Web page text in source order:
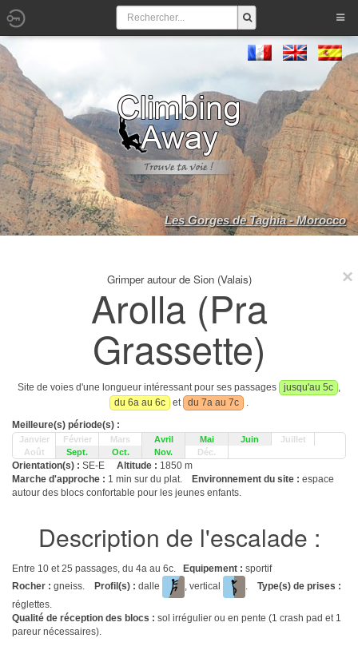
Les Gorges de Taghia - Morocco
Grimper autour de Sion (Valais)
Arolla (Pra
Grassette)
Site de voies d'une longueur intéressant pour ses passages jusqu'au 5c ,
du 6a au 6c
et du 7a au 7c
.
Meilleure(s) période(s) :
Janvier Février Mars Avril Mai Juin
Juillet
Août
Sept. Oct. Nov. Déc.
Orientation(s) : SE-E Altitude : 1850 m
Marche d'approche : 1 min sur du plat. Environnement du site : espace
autour des blocs confortable pour les jeunes enfants.
Description de l'escalade :
Entre 10 et 25 passages, du 4a au 6c. Equipement : sportif
Rocher : gneiss. Profil(s) : dalle , vertical . Type(s) de prises :
réglettes.
Qualité de réception des blocs : sol irrégulier ou en pente (1 crash pad et 1
pareur nécessaires).